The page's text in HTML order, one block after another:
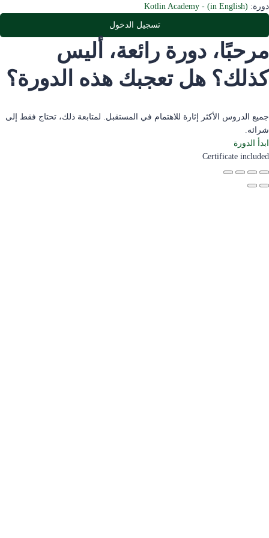
دورة: Kotlin Academy - (in English)
تسجيل الدخول
مرحبًا، دورة رائعة، أليس
كذلك؟ هل تعجبك هذه الدورة؟
جميع الدروس الأكثر إثارة للاهتمام في المستقبل. لمتابعة ذلك، تحتاج فقط إلى
شرائه.
ابدأ الدورة
Certificate included